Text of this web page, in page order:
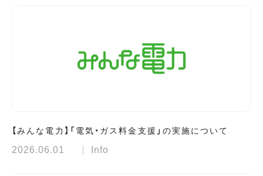
【みんな電力】「電気・ガス料金支援」の実施について
2026.06.01 Info